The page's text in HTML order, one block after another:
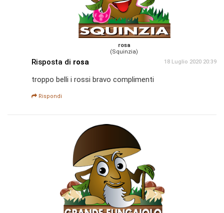
rosa
(Squinzia)
Risposta di rosa 18 Luglio 2020 20:39
troppo belli i rossi bravo complimenti
Rispondi